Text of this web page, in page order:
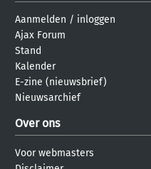
Aanmelden / inloggen
Ajax Forum
Stand
Kalender
E-zine (nieuwsbrief)
Nieuwsarchief
Over ons
Voor webmasters